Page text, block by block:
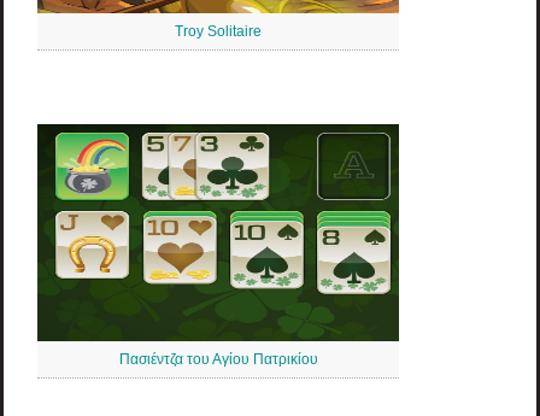
Troy Solitaire
Πασιέντζα του Αγίου Πατρικίου